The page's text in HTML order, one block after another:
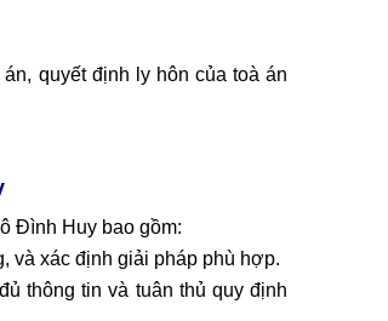
quyết định ly hôn của toà án
Đình Huy bao gồm:
và xác định giải pháp phù hợp.
thông tin và tuân thủ quy định